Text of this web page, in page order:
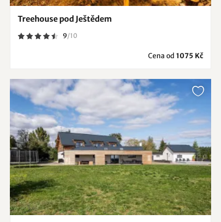
Treehouse pod Ještědem
9/10
Cena od 1075 Kč